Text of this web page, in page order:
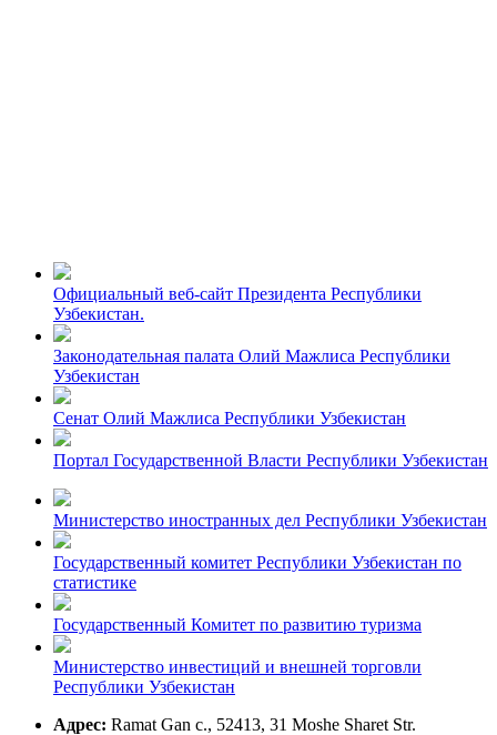
Официальный веб-сайт Президента Республики
Узбекистан.
Законодательная палата Олий Мажлиса Республики
Узбекистан
Сенат Олий Мажлиса Республики Узбекистан
Портал Государственной Власти Республики Узбекистан
Министерство иностранных дел Республики Узбекистан
Государственный комитет Республики Узбекистан по
статистике
Государственный Комитет по развитию туризма
Министерство инвестиций и внешней торговли
Республики Узбекистан
Адрес: Ramat Gan c., 52413, 31 Moshe Sharet Str.